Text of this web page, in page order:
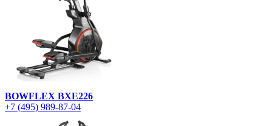
BOWFLEX BXE226
+7 (495) 989-87-04